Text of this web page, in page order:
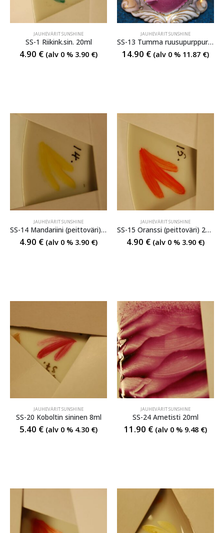
JAUHEVÄRIT SUNSHINE
SS-1 Riikink.sin. 20ml
4.90 € (alv 0 % 3.90 €)
JAUHEVÄRIT SUNSHINE
SS-13 Tumma ruusupurppura (kultaväri) 20 ml
14.90 € (alv 0 % 11.87 €)
JAUHEVÄRIT SUNSHINE
SS-14 Mandariini (peittoväri) 20 ml
4.90 € (alv 0 % 3.90 €)
JAUHEVÄRIT SUNSHINE
SS-15 Oranssi (peittoväri) 20 ml
4.90 € (alv 0 % 3.90 €)
JAUHEVÄRIT SUNSHINE
SS-20 Koboltin sininen 8ml
5.40 € (alv 0 % 4.30 €)
JAUHEVÄRIT SUNSHINE
SS-24 Ametisti 20ml
11.90 € (alv 0 % 9.48 €)